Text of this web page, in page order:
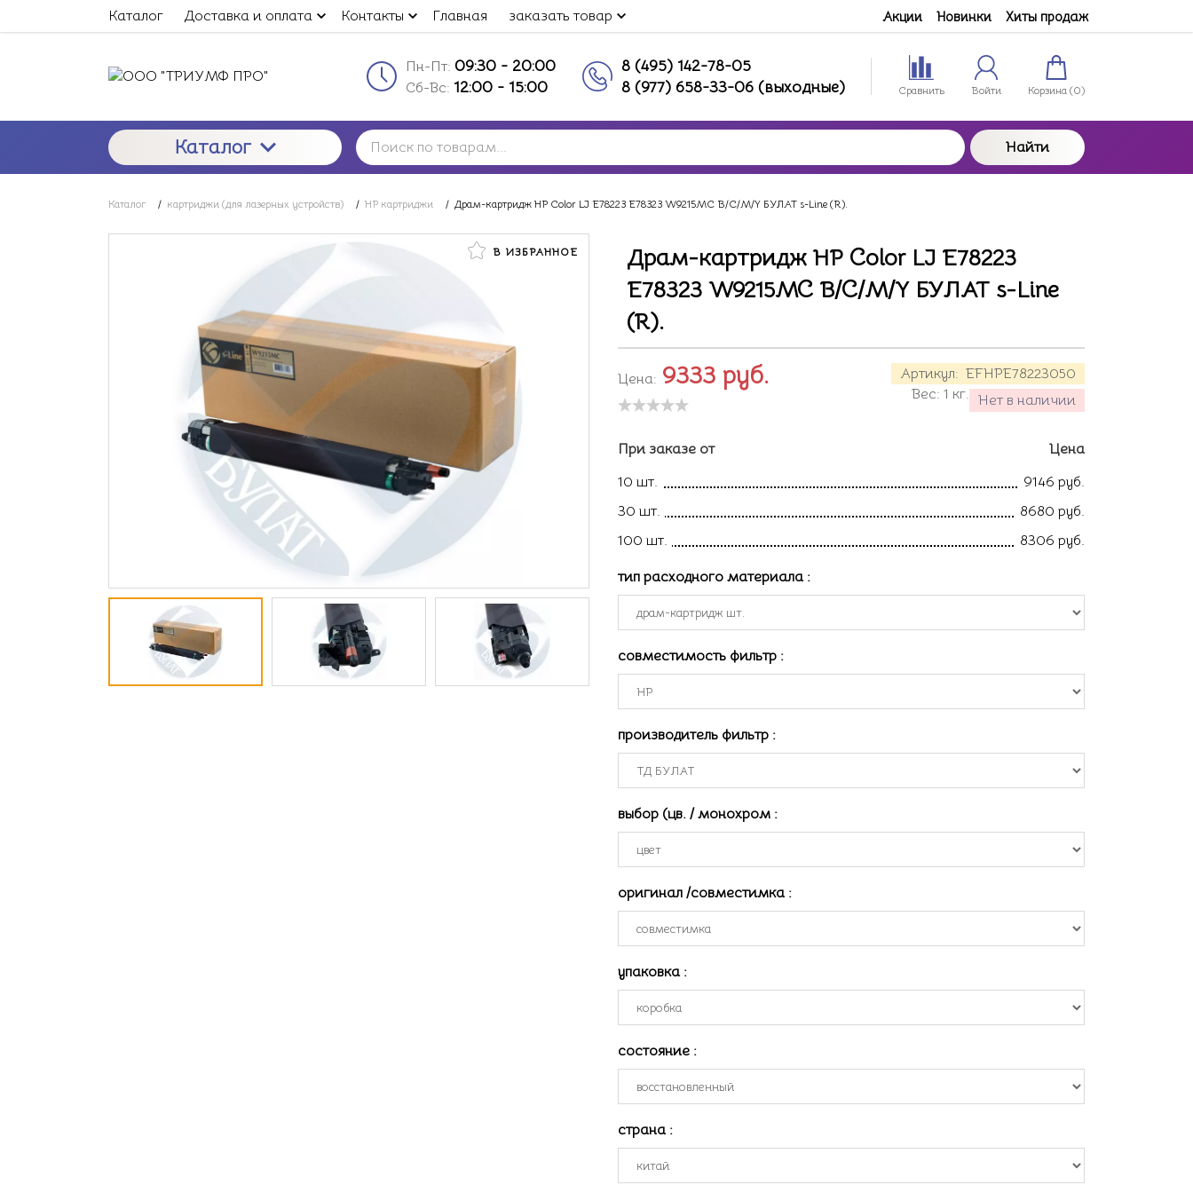
Каталог Доставка и оплата Контакты Главная заказать товар Акции Новинки Хиты продаж
Пн-Пт: 09:30 - 20:00
Сб-Вс: 12:00 - 15:00
8 (495) 142-78-05
8 (977) 658-33-06 (выходные)
Сравнить Войти Корзина (0)
Каталог Найти
Каталог / картриджи (для лазерных устройств) / HP картриджи / Драм-картридж HP Color LJ E78223 E78323 W9215MC B/C/M/Y БУЛАТ s-Line (R).
В ИЗБРАННОЕ
Драм-картридж HP Color LJ E78223
E78323 W9215MC B/C/M/Y БУЛАТ s-Line
(R).
Артикул: EFHPE78223050
Нет в наличии
Вес: 1 кг.
Цена: 9333 руб.
При заказе от
Цена
10 шт.
9146 руб.
30 шт.
8680 руб.
100 шт.
8306 руб.
тип расходного материала :
совместимость фильтр :
производитель фильтр :
выбор (цв. / монохром :
оригинал /совместимка :
упаковка :
состояние :
страна :